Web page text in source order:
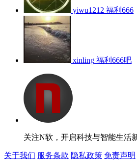
yiwu1212 福利666
xinling 福利666吧
关注N软，开启科技与智能生活
关于我们 服务条款 隐私政策 免责声明